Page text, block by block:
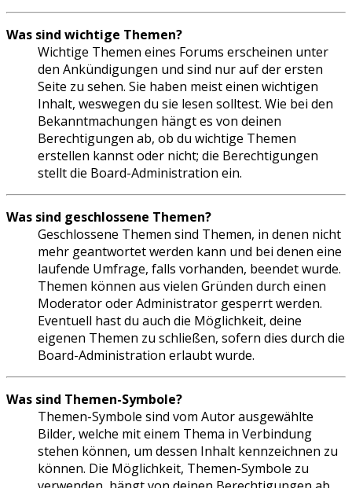
Was sind wichtige Themen?
Wichtige Themen eines Forums erscheinen unter
den Ankündigungen und sind nur auf der ersten
Seite zu sehen. Sie haben meist einen wichtigen
Inhalt, weswegen du sie lesen solltest. Wie bei den
Bekanntmachungen hängt es von deinen
Berechtigungen ab, ob du wichtige Themen
erstellen kannst oder nicht; die Berechtigungen
stellt die Board-Administration ein.
Was sind geschlossene Themen?
Geschlossene Themen sind Themen, in denen nicht
mehr geantwortet werden kann und bei denen eine
laufende Umfrage, falls vorhanden, beendet wurde.
Themen können aus vielen Gründen durch einen
Moderator oder Administrator gesperrt werden.
Eventuell hast du auch die Möglichkeit, deine
eigenen Themen zu schließen, sofern dies durch die
Board-Administration erlaubt wurde.
Was sind Themen-Symbole?
Themen-Symbole sind vom Autor ausgewählte
Bilder, welche mit einem Thema in Verbindung
stehen können, um dessen Inhalt kennzeichnen zu
können. Die Möglichkeit, Themen-Symbole zu